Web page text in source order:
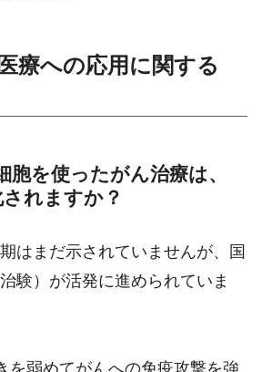
療への応用に関する
胞を使ったがん治療は、
れますか？
はまだ示されていませんが、国
験）が活発に進められていま